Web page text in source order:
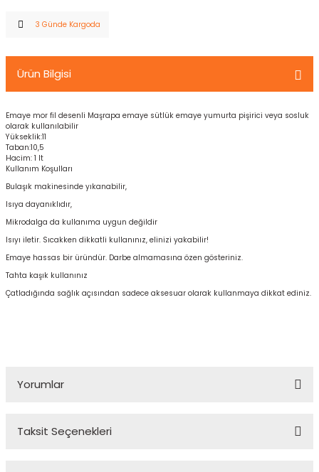
3 Günde Kargoda
Ürün Bilgisi
Emaye mor fil desenli Maşrapa emaye sütlük emaye yumurta pişirici veya sosluk
olarak kullanılabilir
Yükseklik:11
Taban:10,5
Hacim: 1 lt
Kullanım Koşulları
Bulaşık makinesinde yıkanabilir,
Isıya dayanıklıdır,
Mikrodalga da kullanıma uygun değildir
Isıyı iletir. Sıcakken dikkatli kullanınız, elinizi yakabilir!
Emaye hassas bir üründür. Darbe almamasına özen gösteriniz.
Tahta kaşık kullanınız
Çatladığında sağlık açısından sadece aksesuar olarak kullanmaya dikkat ediniz.
Yorumlar
Taksit Seçenekleri